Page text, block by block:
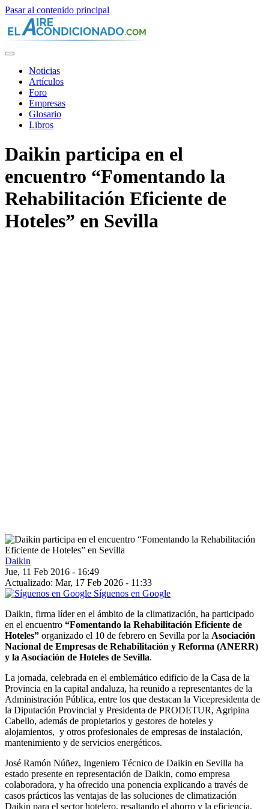
Pasar al contenido principal
Noticias
Artículos
Foro
Empresas
Glosario
Libros
Daikin participa en el
encuentro “Fomentando la
Rehabilitación Eficiente de
Hoteles” en Sevilla
Daikin
Jue, 11 Feb 2016 - 16:49
Actualizado: Mar, 17 Feb 2026 - 11:33
Síguenos en Google
Daikin, firma líder en el ámbito de la climatización, ha participado
en el encuentro “Fomentando la Rehabilitación Eficiente de
Hoteles” organizado el 10 de febrero en Sevilla por la Asociación
Nacional de Empresas de Rehabilitación y Reforma (ANERR)
y la Asociación de Hoteles de Sevilla.
La jornada, celebrada en el emblemático edificio de la Casa de la
Provincia en la capital andaluza, ha reunido a representantes de la
Administración Pública, entre los que destacan la Vicepresidenta de
la Diputación Provincial y Presidenta de PRODETUR, Agripina
Cabello, además de propietarios y gestores de hoteles y
alojamientos, y otros profesionales de empresas de instalación,
mantenimiento y de servicios energéticos.
José Ramón Núñez, Ingeniero Técnico de Daikin en Sevilla ha
estado presente en representación de Daikin, como empresa
colaboradora, y ha ofrecido una ponencia explicando a través de
casos prácticos las ventajas de las soluciones de climatización
Daikin para el sector hotelero, resaltando el ahorro y la eficiencia,